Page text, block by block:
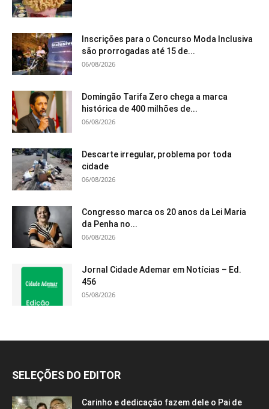
Inscrições para o Concurso Moda Inclusiva
são prorrogadas até 15 de...
06/08/2026
Domingão Tarifa Zero chega a marca
histórica de 400 milhões de...
06/08/2026
Descarte irregular, problema por toda
cidade
06/08/2026
Congresso marca os 20 anos da Lei Maria
da Penha no...
06/08/2026
Jornal Cidade Ademar em Notícias – Ed.
456
05/08/2026
SELEÇÕES DO EDITOR
Carinho e dedicação fazem dele o Pai de